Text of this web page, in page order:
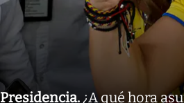
Presidencia. ¿A qué hora